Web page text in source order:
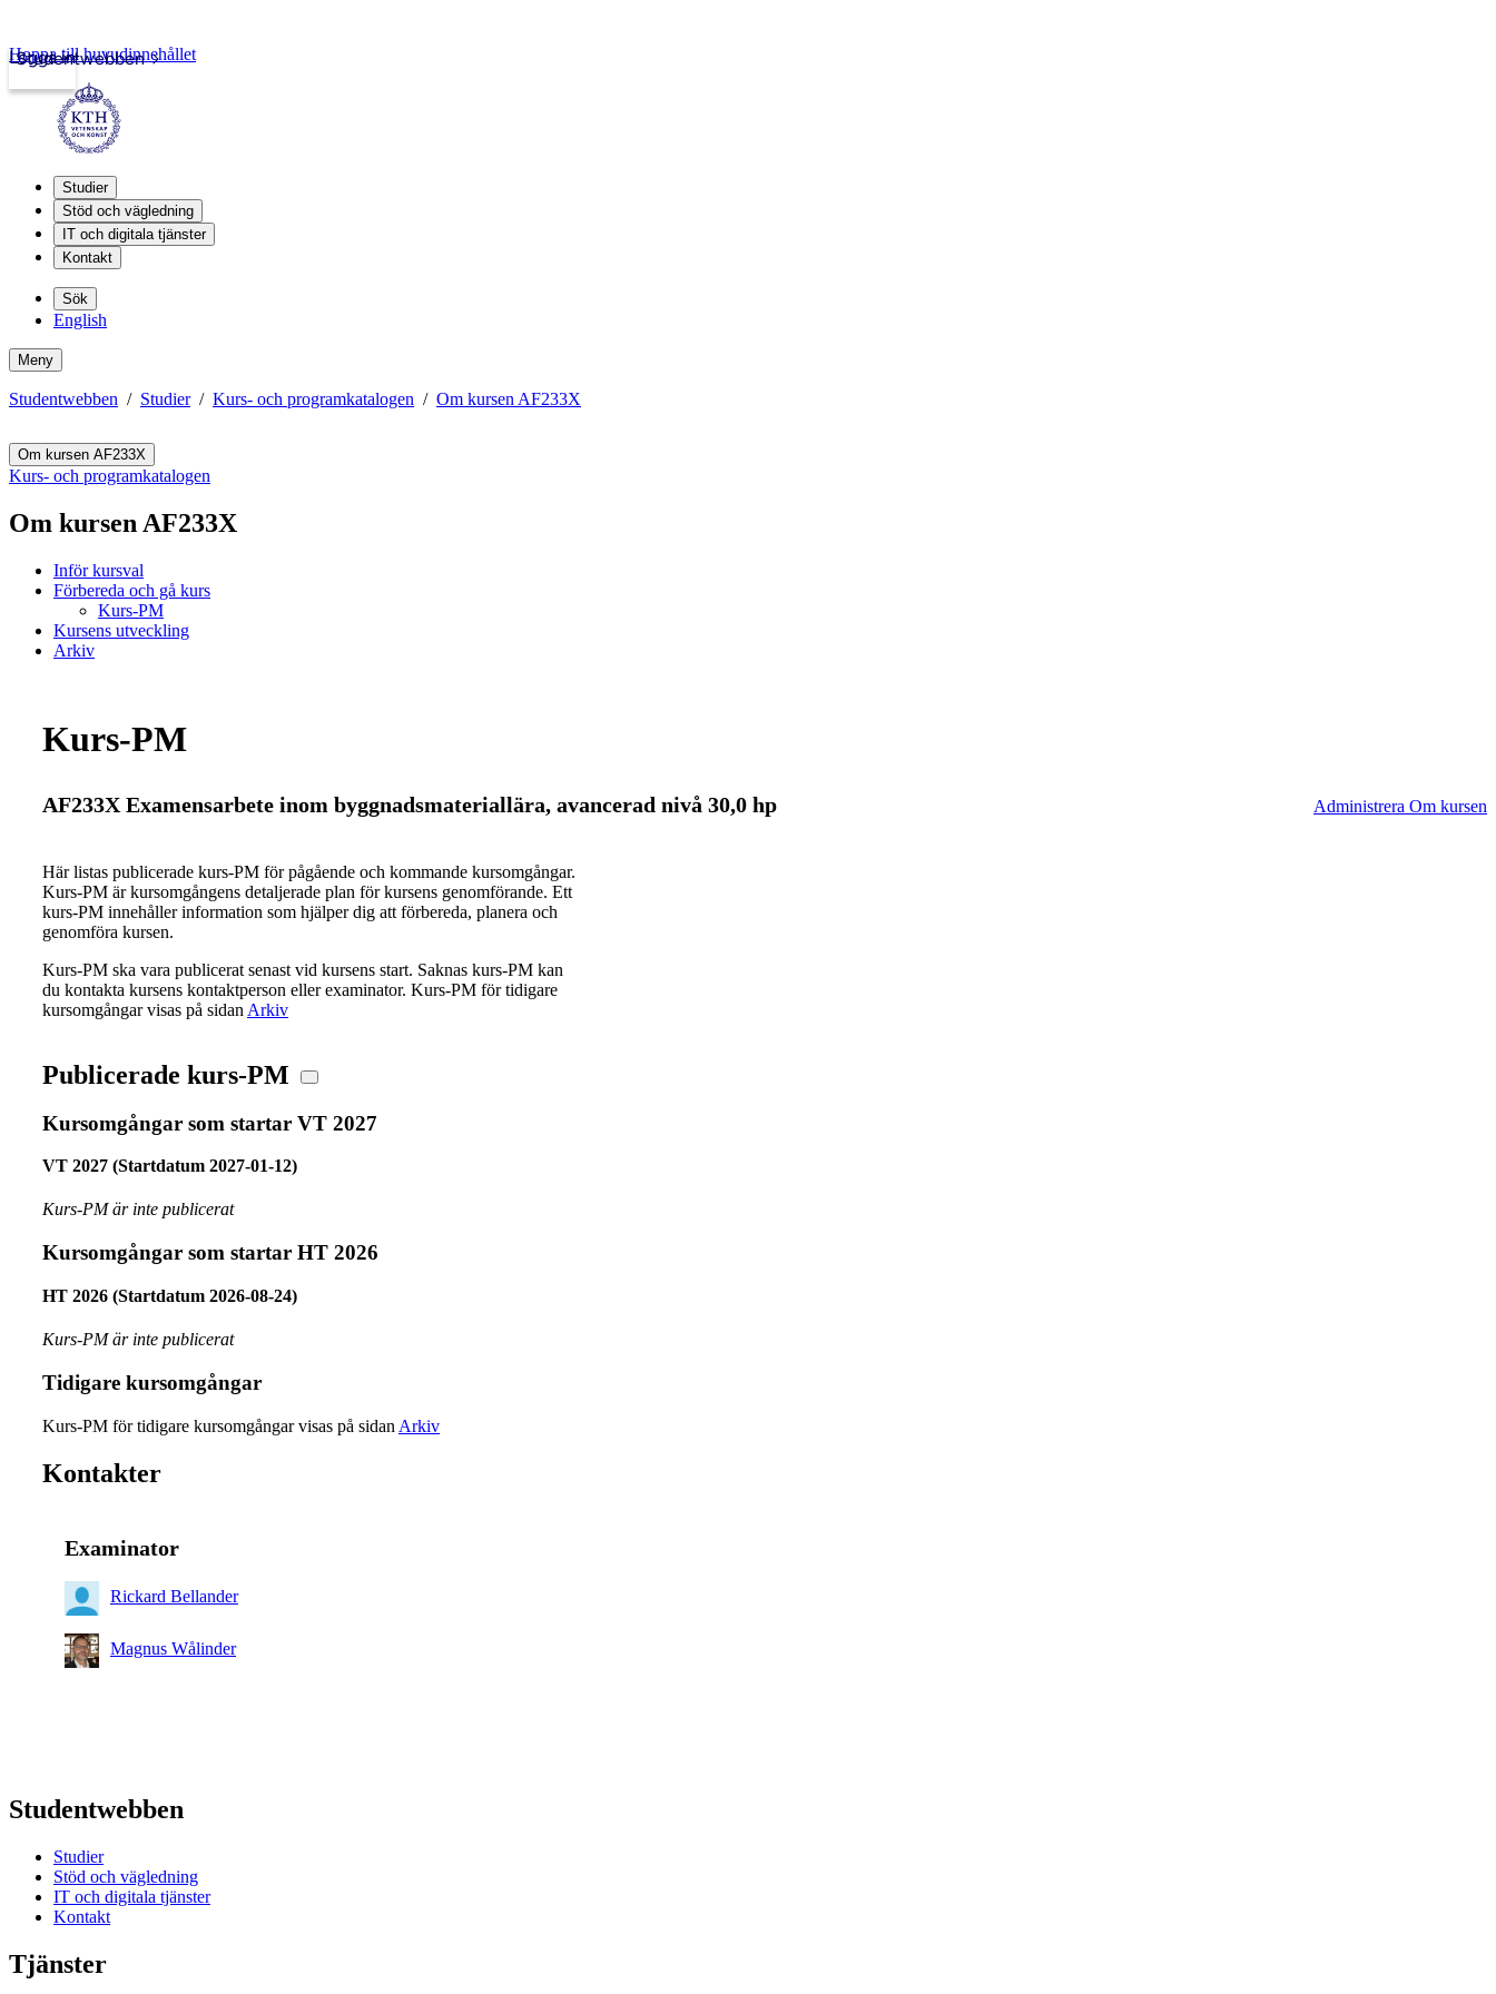
Studentwebben
Logga in
Hoppa till huvudinnehållet
Studier
Stöd och vägledning
IT och digitala tjänster
Kontakt
Sök
English
Meny
Studentwebben Studier Kurs- och programkatalogen Om kursen AF233X
Om kursen AF233X
Kurs- och programkatalogen
Om kursen AF233X
Inför kursval
Förbereda och gå kurs
Kurs-PM
Kursens utveckling
Arkiv
Kurs-PM
AF233X Examensarbete inom byggnadsmateriallära, avancerad nivå 30,0 hp Administrera Om kursen
Här listas publicerade kurs-PM för pågående och kommande kursomgångar.
Kurs-PM är kursomgångens detaljerade plan för kursens genomförande. Ett
kurs-PM innehåller information som hjälper dig att förbereda, planera och
genomföra kursen.
Kurs-PM ska vara publicerat senast vid kursens start. Saknas kurs-PM kan
du kontakta kursens kontaktperson eller examinator. Kurs-PM för tidigare
kursomgångar visas på sidan Arkiv
Publicerade kurs-PM
Kursomgångar som startar VT 2027
VT 2027 (Startdatum 2027-01-12)
Kurs-PM är inte publicerat
Kursomgångar som startar HT 2026
HT 2026 (Startdatum 2026-08-24)
Kurs-PM är inte publicerat
Tidigare kursomgångar
Kurs-PM för tidigare kursomgångar visas på sidan Arkiv
Kontakter
Examinator
Rickard Bellander
Magnus Wålinder
Studentwebben
Studier
Stöd och vägledning
IT och digitala tjänster
Kontakt
Tjänster